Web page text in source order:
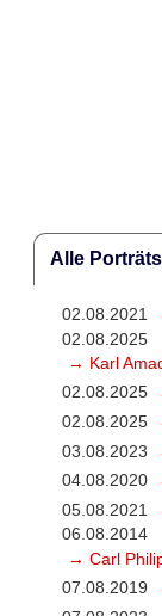
Alle
02.08.2021
02.08.2025
→ Karl
02.08.2025
02.08.2025
03.08.2023
04.08.2020
05.08.2021
06.08.2014
→ Carl
07.08.2019